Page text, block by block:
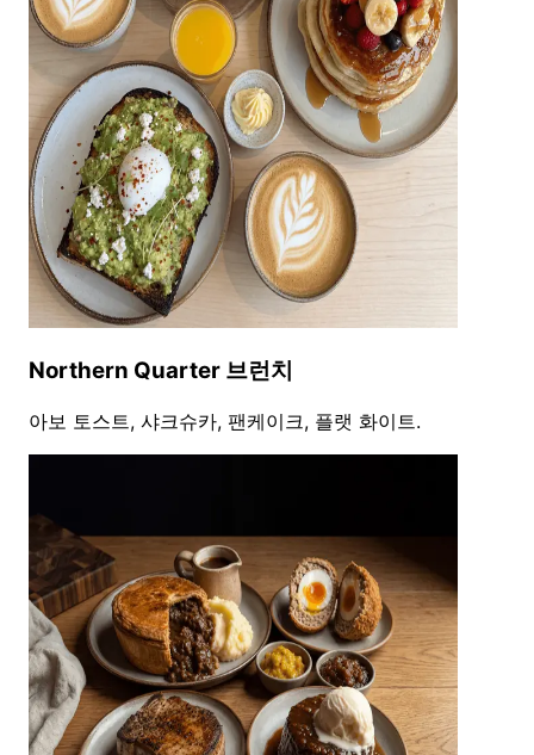
Northern Quarter 브런치
아보 토스트, 샤크슈카, 팬케이크, 플랫 화이트.